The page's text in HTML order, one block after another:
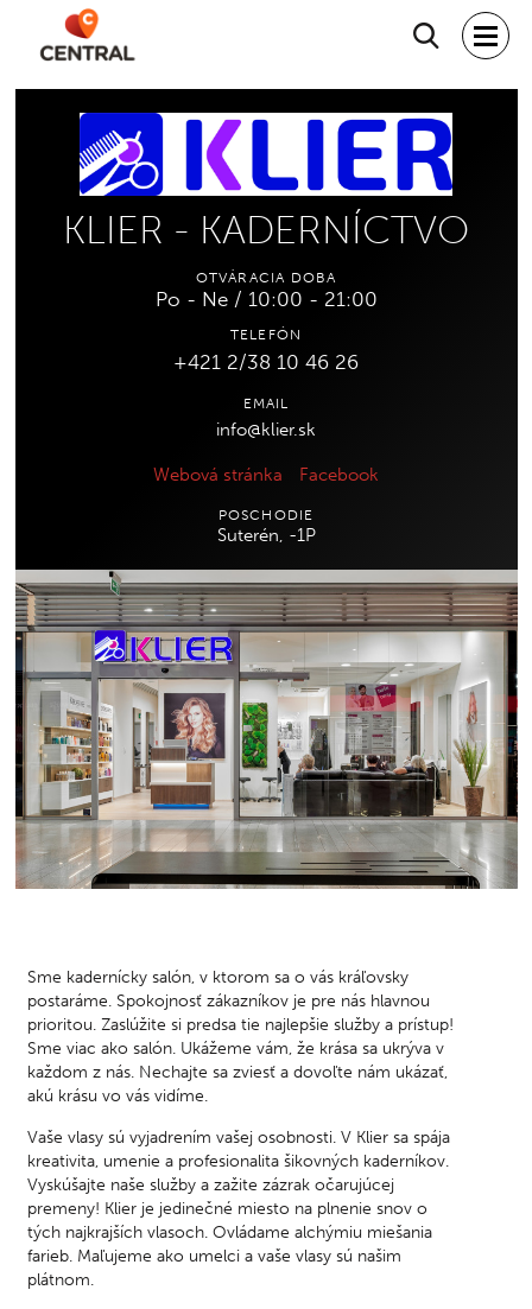
Hľadať
KLIER - KADERNÍCTVO
OTVÁRACIA DOBA
Po - Ne / 10:00 - 21:00
TELEFÓN
+421 2/38 10 46 26
EMAIL
info@klier.sk
Webová stránka Facebook
POSCHODIE
Suterén, -1P
Sme kadernícky salón, v ktorom sa o vás kráľovsky
postaráme. Spokojnosť zákazníkov je pre nás hlavnou
prioritou. Zaslúžite si predsa tie najlepšie služby a prístup!
Sme viac ako salón. Ukážeme vám, že krása sa ukrýva v
každom z nás. Nechajte sa zviesť a dovoľte nám ukázať,
akú krásu vo vás vidíme.
Vaše vlasy sú vyjadrením vašej osobnosti. V Klier sa spája
kreativita, umenie a profesionalita šikovných kaderníkov.
Vyskúšajte naše služby a zažite zázrak očarujúcej
premeny! Klier je jedinečné miesto na plnenie snov o
tých najkrajších vlasoch. Ovládame alchýmiu miešania
farieb. Maľujeme ako umelci a vaše vlasy sú našim
plátnom.